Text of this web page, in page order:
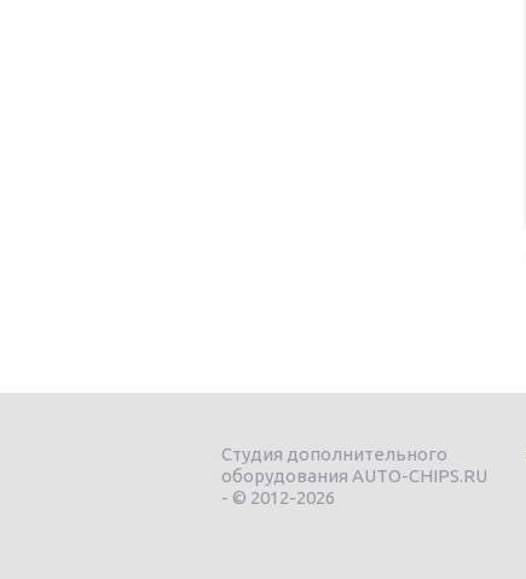
Студия дополнительного
оборудования AUTO-CHIPS.RU
- © 2012-2026